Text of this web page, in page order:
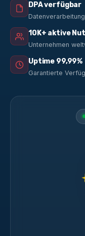
DPA verfügbar
10K+ aktive
Unternehmen
Uptime 99,99%
Garantierte